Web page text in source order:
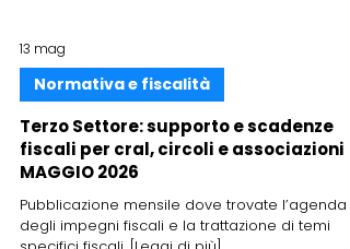
13 mag
Normativa e fiscalità
Terzo Settore: supporto e scadenze
fiscali per cral, circoli e associazioni